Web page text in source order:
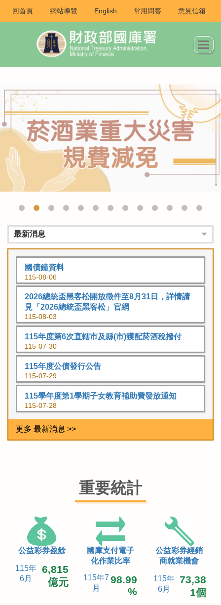
回首頁 網站導覽 English 常用問答 意見信箱
最新消息
國債鐘資料
115-08-06
2026總統盃黑客松開放徵件至8月31日，詳情請
見「2026總統盃黑客松」官網
115-08-03
115年度第6次直轄市及縣(市)獲配菸酒稅撥付
115-07-30
115年度公債發行公告
115-07-29
115學年度第1學期子女教育補助費發放通知
115-07-28
更多 最新消息 >>
重要統計
公益彩券盈餘
115年
6月
6,815
億元
國庫支付電子
化作業比率
115年7
月
98.99
%
公益彩券經銷
商就業機會
115年
6月
73,38
1個